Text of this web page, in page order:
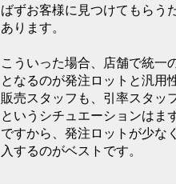
ばずお客様に見つけてもらう
あります。
こういった場合、店舗で統一
となるのが発注ロットと汎用
販売スタッフも、引率スタッ
というシチュエーションはま
ですから、発注ロットが少な
入するのがベストです。